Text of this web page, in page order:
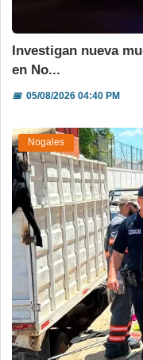
Investigan nueva
en No...
📅05/08/2026 04:40 PM
Nogales